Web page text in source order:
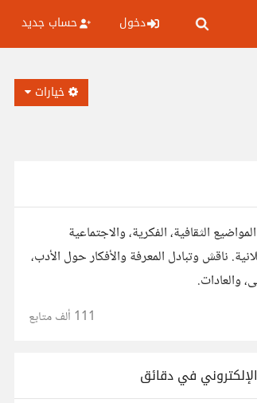
دخول حساب جديد
خيارات
الثقافية، الفكرية، والاجتماعية
ناقش وتبادل المعرفة والأفكار حول الأدب،
والعادات.
111 ألف متابع
في دقائق